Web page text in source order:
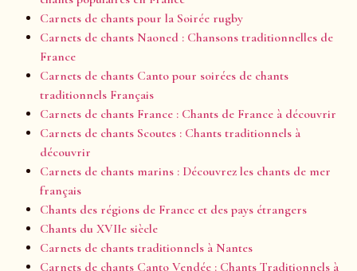
Carnets de chants pour la Soirée rugby
Carnets de chants Naoned : Chansons traditionnelles de
France
Carnets de chants Canto pour soirées de chants
traditionnels Français
Carnets de chants France : Chants de France à découvrir
Carnets de chants Scoutes : Chants traditionnels à
découvrir
Carnets de chants marins : Découvrez les chants de mer
français
Chants des régions de France et des pays étrangers
Chants du XVIIe siècle
Carnets de chants traditionnels à Nantes
Carnets de chants Canto Vendée : Chants Traditionnels à